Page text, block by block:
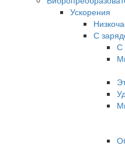
Ускорения
С
С